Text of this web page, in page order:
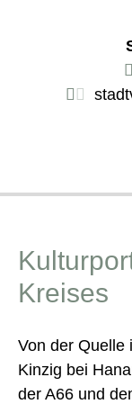
Kreises
Von der Quelle
Kinzig bei
der A66 und